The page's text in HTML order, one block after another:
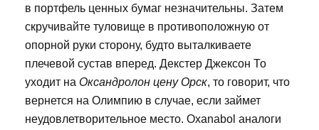
в портфель ценных бумаг незначительны. Затем
скручивайте туловище в противоположную от
опорной руки сторону, будто выталкиваете
плечевой сустав вперед. Декстер Джексон То
уходит на Оксандролон цену Орск, то говорит, что
вернется на Олимпию в случае, если займет
неудовлетворительное место. Oxanabol аналоги